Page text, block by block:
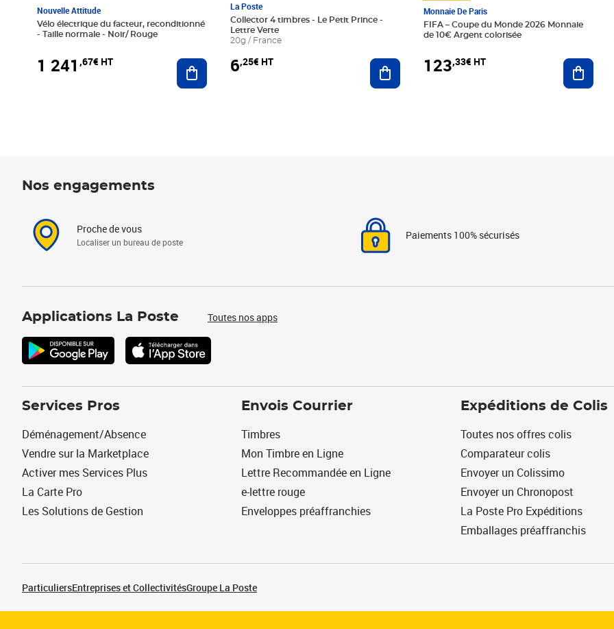
Nouvelle Attitude
Vélo électrique du facteur, reconditionné
- Taille normale - Noir/ Rouge
1 241 ,67€ HT Ajouter au panier
La Poste
Collector 4 timbres - Le Petit Prince -
Lettre Verte
20g / France
6,25€ HT Ajouter au panier
Monnaie De Paris
FIFA – Coupe du Monde 2026 Monnaie
de 10€ Argent colorisée
123,33€ HT
Nos engagements
Proche de vous
Localiser un bureau de poste
Paiements 100% sécurisés
Applications La Poste Toutes nos apps
Services Pros
Déménagement/Absence
Vendre sur la Marketplace
Activer mes Services Plus
La Carte Pro
Les Solutions de Gestion
Envois Courrier
Timbres
Mon Timbre en Ligne
Lettre Recommandée en Ligne
e-lettre rouge
Enveloppes préaffranchies
Expéditions de Colis
Toutes nos offres colis
Comparateur colis
Envoyer un Colissimo
Envoyer un Chronopost
La Poste Pro Expéditions
Emballages préaffranchis
ParticuliersEntreprises et CollectivitésGroupe La Poste